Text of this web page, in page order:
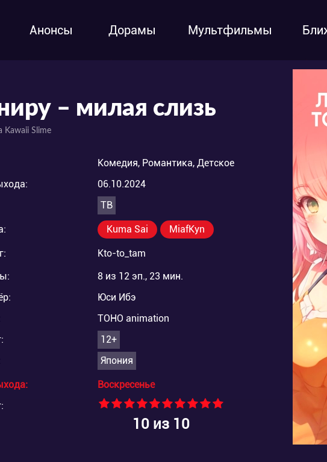
Анонсы Дорамы Мультфильмы
– милая слизь
Kawaii Slime
Комедия, Романтика, Детское
06.10.2024
ТВ
Kuma Sai MiafKyn
Kto-to_tam
8 из 12 эп., 23 мин.
Юси Ибэ
TOHO animation
12+
Япония
Воскресенье
10из 10